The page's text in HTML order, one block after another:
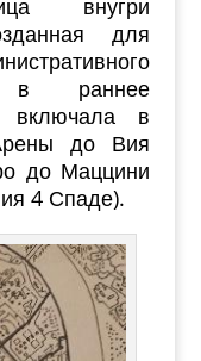
для
в раннее
включала в
до Вия
до Маццини
4 Спаде).